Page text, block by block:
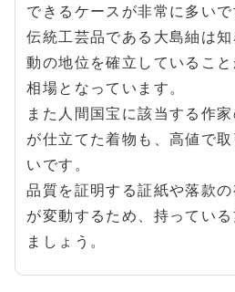
できるケースが非常に多いで
伝統工芸品である大島紬は
動の地位を確立しているこ
相場となっています。
また人間国宝に該当する作
が仕立てた着物も、高値で
いです。
品質を証明する証紙や落款
が変動するため、持ってい
ましょう。